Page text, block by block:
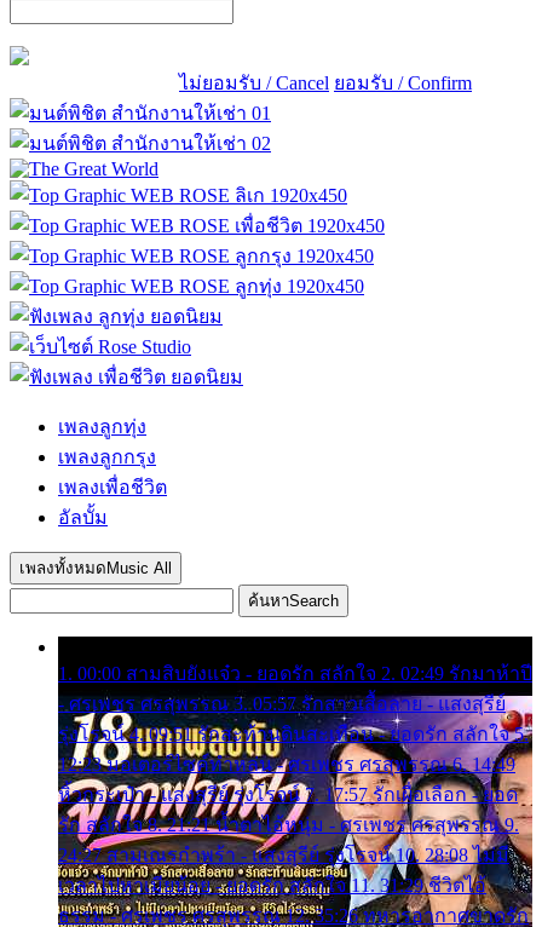
ไม่ยอมรับ / Cancel ยอมรับ / Confirm
เพลงลูกทุ่ง
เพลงลูกกรุง
เพลงเพื่อชีวิต
อัลบั้ม
เพลงทั้งหมด Music All
ค้นหาSearch
1. 00:00 สามสิบยังแจ๋ว - ยอดรัก สลักใจ 2. 02:49 รักมาห้าปี
- ศรเพชร ศรสุพรรณ 3. 05:57 รักสาวเสื้อลาย - แสงสุรีย์
รุ่งโรจน์ 4. 09:51 รักสะท้านดินสะเทือน - ยอดรัก สลักใจ 5.
12:23 มอเตอร์ไซค์ทำหล่น - ศรเพชร ศรสุพรรณ 6. 14:49
หิ้วกระเป๋า - แสงสุรีย์ รุ่งโรจน์ 7. 17:57 รักเผื่อเลือก - ยอด
รัก สลักใจ 8. 21:21 น้ำตาไอ้หนุ่ม - ศรเพชร ศรสุพรรณ 9.
24:27 สามเณรกำพร้า - แสงสุรีย์ รุ่งโรจน์ 10. 28:08 ไม่มี
เวลาไปหาเมียน้อย - ยอดรัก สลักใจ 11. 31:29 ชีวิตไอ้
ธรรม - ศรเพชร ศรสุพรรณ 12. 35:26 ทหารอากาศขาดรัก